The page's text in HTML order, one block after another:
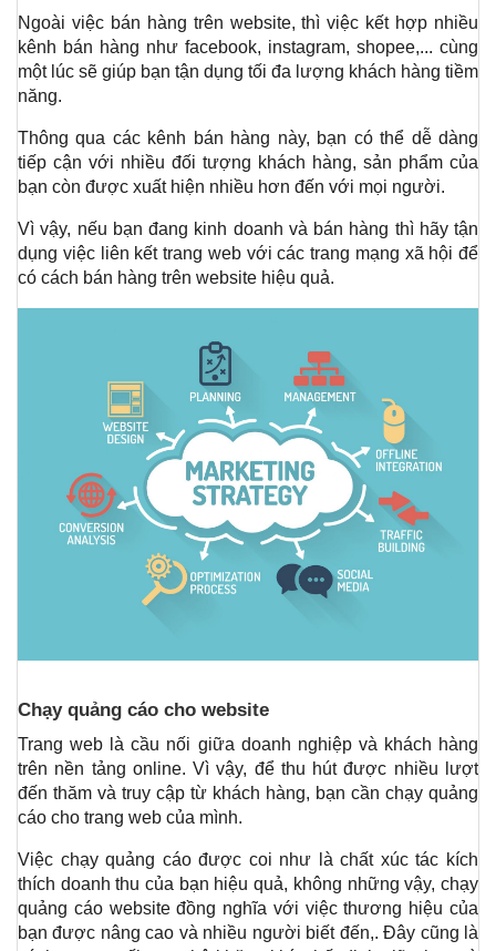
Ngoài việc bán hàng trên website, thì việc kết hợp nhiều
kênh bán hàng như facebook, instagram, shopee,... cùng
một lúc sẽ giúp bạn tận dụng tối đa lượng khách hàng tiềm
năng.
Thông qua các kênh bán hàng này, bạn có thể dễ dàng
tiếp cận với nhiều đối tượng khách hàng, sản phẩm của
bạn còn được xuất hiện nhiều hơn đến với mọi người.
Vì vậy, nếu bạn đang kinh doanh và bán hàng thì hãy tận
dụng việc liên kết trang web với các trang mạng xã hội để
có cách bán hàng trên website hiệu quả.
Chạy quảng cáo cho website
Trang web là cầu nối giữa doanh nghiệp và khách hàng
trên nền tảng online. Vì vậy, để thu hút được nhiều lượt
đến thăm và truy cập từ khách hàng, bạn cần chạy quảng
cáo cho trang web của mình.
Việc chạy quảng cáo được coi như là chất xúc tác kích
thích doanh thu của bạn hiệu quả, không những vậy, chạy
quảng cáo website đồng nghĩa với việc thương hiệu của
bạn được nâng cao và nhiều người biết đến,. Đây cũng là